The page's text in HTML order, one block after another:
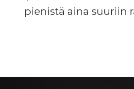
pienistä aina suuriin